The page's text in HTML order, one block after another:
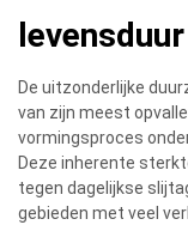
levensduur
De uitzonderlijke
van zijn meest
vormingsproces
Deze inherente
tegen dagelijkse
gebieden met veel